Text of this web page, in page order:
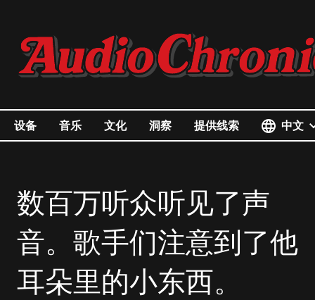
设备 音乐 文化 洞察 提供线索 中文
数百万听众听见了声
音。歌手们注意到了他
耳朵里的小东西。